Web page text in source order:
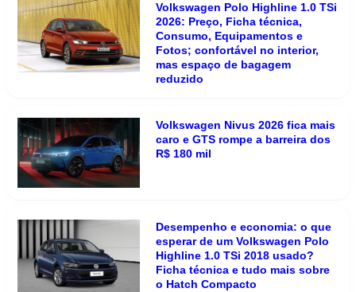
Volkswagen Polo Highline 1.0 TSi
2026: Preço, Ficha técnica,
Consumo, Equipamentos e
Fotos; confortável no interior,
mas espaço de bagagem
reduzido
Volkswagen Nivus 2026 fica mais
caro e GTS rompe a barreira dos
R$ 180 mil
Desempenho e economia: o que
esperar de um Volkswagen Polo
Highline 1.0 TSi 2018 usado?
Ficha técnica e tudo mais sobre
o Hatch Compacto